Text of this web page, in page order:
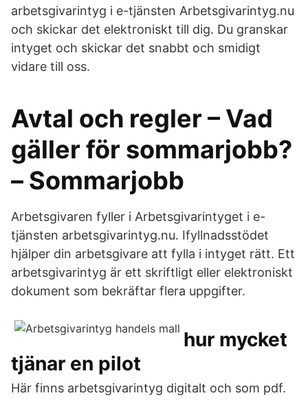
arbetsgivarintyg i e-tjänsten Arbetsgivarintyg.nu
och skickar det elektroniskt till dig. Du granskar
intyget och skickar det snabbt och smidigt
vidare till oss.
Avtal och regler – Vad
gäller för sommarjobb?
– Sommarjobb
Arbetsgivaren fyller i Arbetsgivarintyget i e-
tjänsten arbetsgivarintyg.nu. Ifyllnadsstödet
hjälper din arbetsgivare att fylla i intyget rätt. Ett
arbetsgivarintyg är ett skriftligt eller elektroniskt
dokument som bekräftar flera uppgifter.
hur mycket
tjänar en pilot
Här finns arbetsgivarintyg digitalt och som pdf.